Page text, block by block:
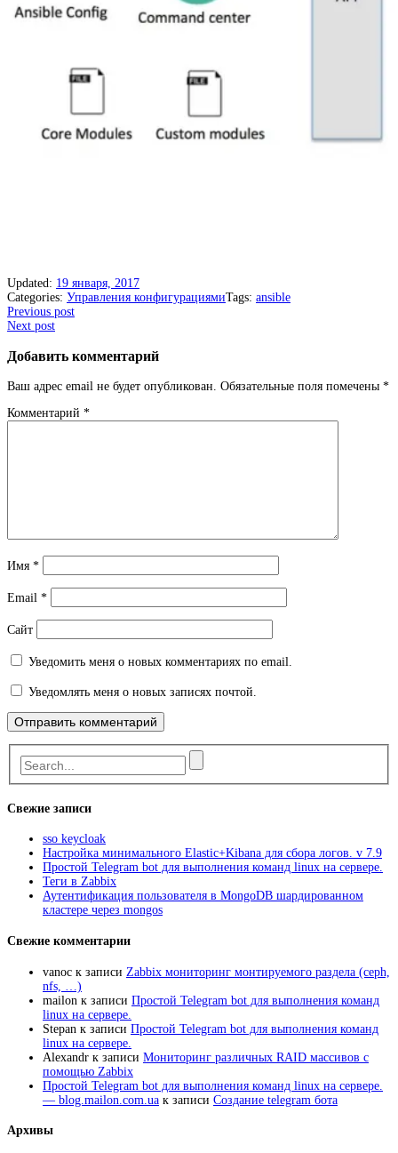
Updated: 19 января, 2017
Categories: Управления конфигурациямиTags: ansible
Post
navigation
Previous post
Next post
Добавить комментарий
Ваш адрес email не будет опубликован. Обязательные поля помечены *
Комментарий *
Имя *
Email *
Сайт
Уведомить меня о новых комментариях по email.
Уведомлять меня о новых записях почтой.
Свежие записи
sso keycloak
Настройка минимального Elastic+Kibana для сбора логов. v 7.9
Простой Telegram bot для выполнения команд linux на сервере.
Теги в Zabbix
Аутентификация пользователя в MongoDB шардированном
кластере через mongos
Свежие комментарии
vanoc к записи Zabbix мониторинг монтируемого раздела (ceph,
nfs, …)
mailon к записи Простой Telegram bot для выполнения команд
linux на сервере.
Stepan к записи Простой Telegram bot для выполнения команд
linux на сервере.
Alexandr к записи Мониторинг различных RAID массивов с
помощью Zabbix
Простой Telegram bot для выполнения команд linux на сервере.
— blog.mailon.com.ua к записи Создание telegram бота
Архивы